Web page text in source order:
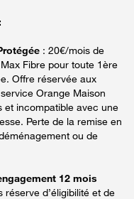
: 20€/mois de
Fibre pour toute 1ère
Offre réservée aux
Orange Maison
et incompatible avec une
Perte de la remise en
ou de
12 mois
d’éligibilité et de